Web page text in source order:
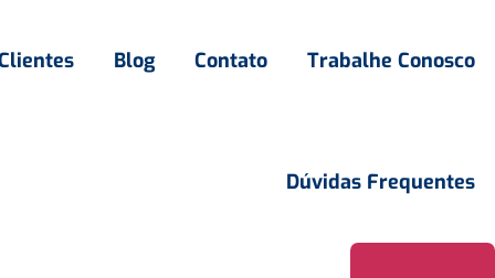
Blog Contato Trabalhe Conosco
Dúvidas Frequentes